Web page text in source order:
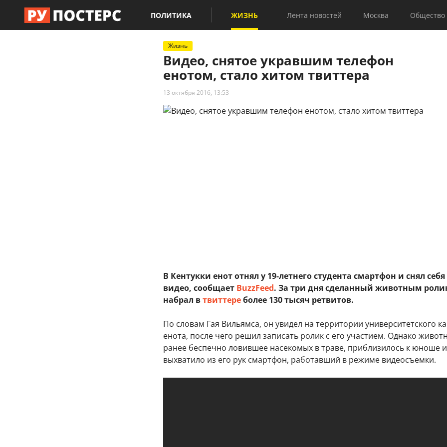
ПОЛИТИКА ЖИЗНЬ Лента новостей Москва Общество
Жизнь
Видео, снятое укравшим телефон
енотом, стало хитом твиттера
13 октября 2016, 13:53
В Кентукки енот отнял у 19-летнего студента смартфон и снял себя
видео, сообщает BuzzFeed. За три дня сделанный животным
набрал втвиттереболее 130 тысяч ретвитов.
По словам Гая Вильямса, он увидел на территории университетского
енота, после чего решил записать ролик с его участием. Однако
ранее беспечно ловившее насекомых в траве, приблизилось к юноше и
выхватило из его рук смартфон, работавший в режиме видеосъемки.